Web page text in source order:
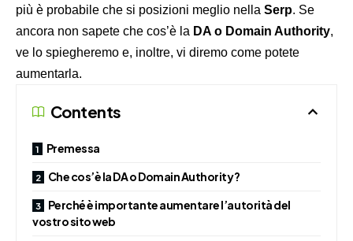
più è probabile che si posizioni meglio nella Serp. Se
ancora non sapete che cos’è la DA o Domain Authority,
ve lo spiegheremo e, inoltre, vi diremo come potete
aumentarla.
Contents
Premessa
Che cos’è la DA o Domain Authority?
Perché è importante aumentare l’autorità del
vostro sito web